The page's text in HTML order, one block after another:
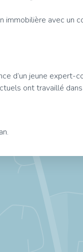
immobilière avec un
d’un jeune expert-
ont travaillé